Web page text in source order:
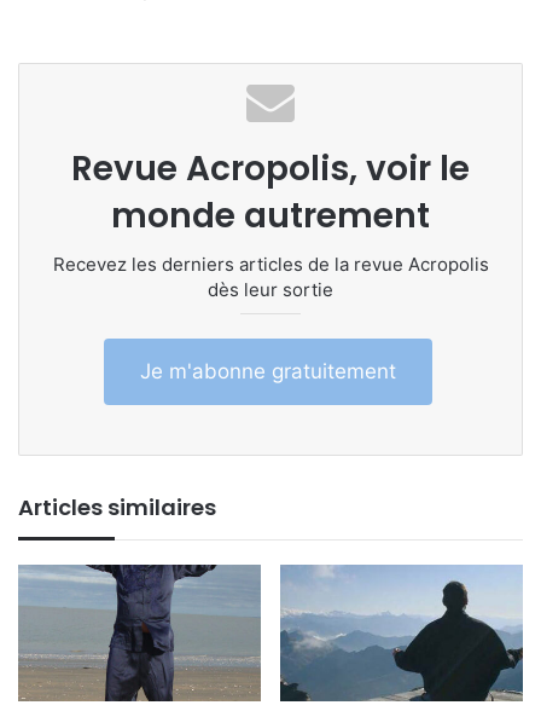
Revue Acropolis, voir le
monde autrement
Recevez les derniers articles de la revue Acropolis
dès leur sortie
Je m'abonne gratuitement
Articles similaires